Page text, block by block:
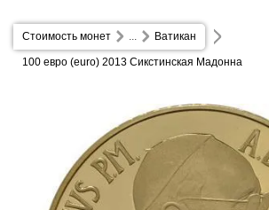
Стоимость монет Ватикан
...
100 евро (euro) 2013 Сикстинская Мадонна